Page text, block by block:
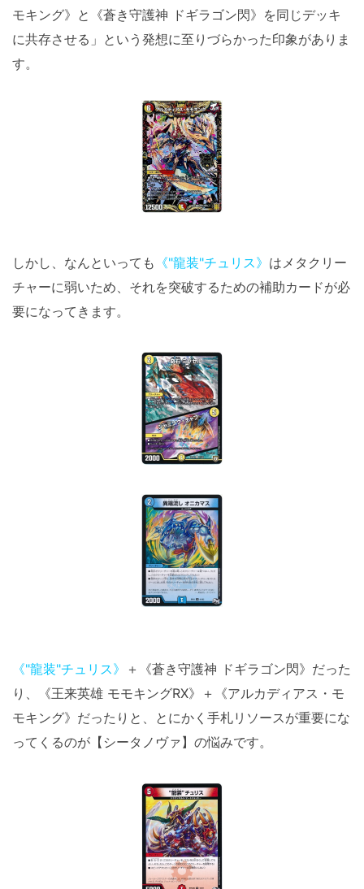
モキング》と《蒼き守護神 ドギラゴン閃》を同じデッキ
に共存させる」という発想に至りづらかった印象がありま
す。
しかし、なんといっても 《"龍装"チュリス》 はメタクリー
チャーに弱いため、それを突破するための補助カードが必
要になってきます。
《"龍装"チュリス》
＋《蒼き守護神 ドギラゴン閃》だった
り、《王来英雄 モモキングRX》＋《アルカディアス・モ
モキング》だったりと、とにかく手札リソースが重要にな
ってくるのが【シータノヴァ】の悩みです。